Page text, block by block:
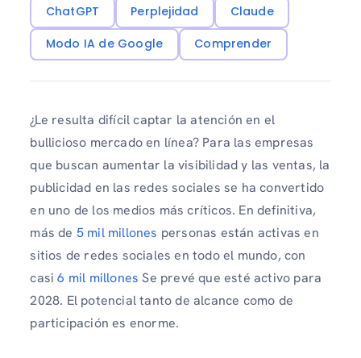
ChatGPT Perplejidad
Claude
Modo IA de Google
Comprender
¿Le resulta difícil captar la atención en el
bullicioso mercado en línea? Para las empresas
que buscan aumentar la visibilidad y las ventas, la
publicidad en las redes sociales se ha convertido
en uno de los medios más críticos. En definitiva,
más de 5 mil millones personas están activas en
sitios de redes sociales en todo el mundo, con
casi6 mil millones Se prevé que esté activo para
2028. El potencial tanto de alcance como de
participación es enorme.